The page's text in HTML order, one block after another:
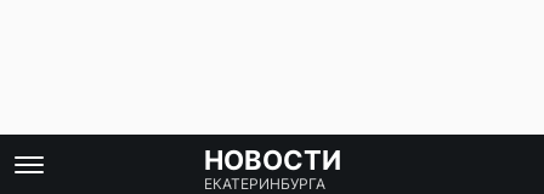
НОВОСТИ
ЕКАТЕРИНБУРГА